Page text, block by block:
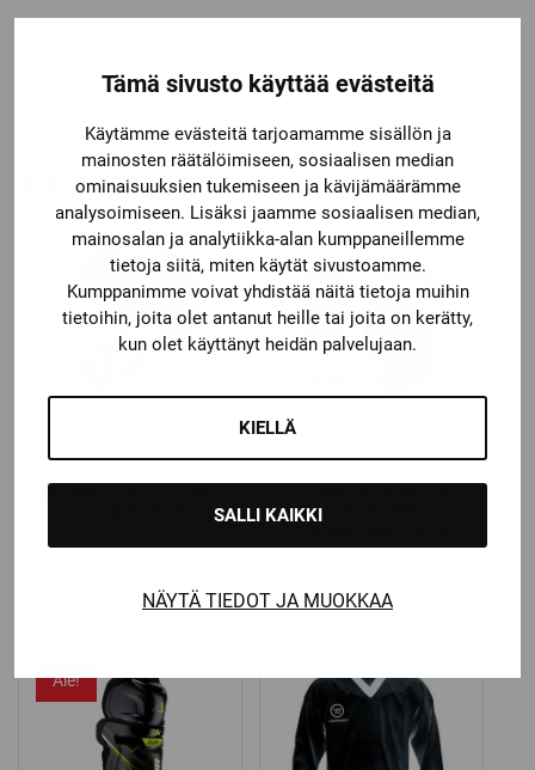
Tämä sivusto käyttää evästeitä
Käytämme evästeitä tarjoamamme sisällön ja
mainosten räätälöimiseen, sosiaalisen median
ominaisuuksien tukemiseen ja kävijämäärämme
analysoimiseen. Lisäksi jaamme sosiaalisen median,
mainosalan ja analytiikka-alan kumppaneillemme
tietoja siitä, miten käytät sivustoamme.
Kumppanimme voivat yhdistää näitä tietoja muihin
tietoihin, joita olet antanut heille tai joita on kerätty,
kun olet käyttänyt heidän palvelujaan.
KIELLÄ
SALLI KAIKKI
NÄYTÄ TIEDOT JA MUOKKAA
Tutustu myös
WARRIOR ALPHA ONE
Katso kaikki vaihtoehdot
COVERT PRO
JÄÄKIEKKOHANSKAT
159,00 €
Ale!